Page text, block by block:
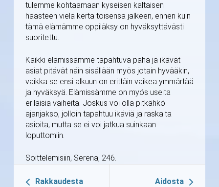
tulemme kohtaamaan kyseisen kaltaisen
haasteen vielä kerta toisensa jälkeen, ennen kuin
tämä elämämme oppiläksy on hyväksyttävästi
suoritettu.
Kaikki elämissämme tapahtuva paha ja ikävät
asiat pitävät näin sisällään myös jotain hyvääkin,
vaikka se ensi alkuun on erittäin vaikea ymmärtää
ja hyväksyä. Elämissämme on myös useita
erilaisia vaiheita. Joskus voi olla pitkähkö
ajanjakso, jolloin tapahtuu ikäviä ja raskaita
asioita, mutta se ei voi jatkua suinkaan
loputtomiin.
Soittelemisiin, Serena, 246.
Rakkaudesta
Aidosta